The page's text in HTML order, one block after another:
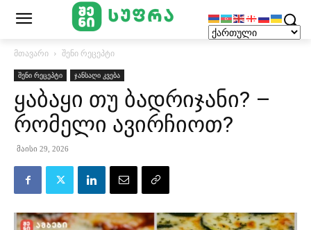
მთავარი შენი რეცეპტი
შენი რეცეპტი ჯანსაღი კვება
ყაბაყი თუ ბადრიჯანი? –
რომელი ავირჩიოთ?
მაისი 29, 2026